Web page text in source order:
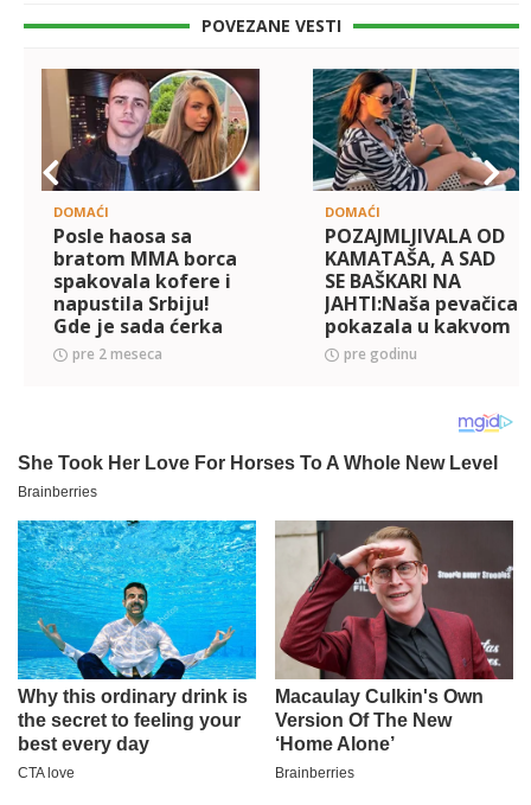
POVEZANE VESTI
DOMAĆI
Posle haosa sa
bratom MMA borca
spakovala kofere i
napustila Srbiju!
Gde je sada ćerka
Dejana Petrovića?!
pre 2 meseca
DOMAĆI
POZAJMLJIVALA OD
KAMATAŠA, A SAD
SE BAŠKARI NA
JAHTI:Naša pevačica
pokazala u kakvom
luksuzu uživa
(FOTO)
pre godinu